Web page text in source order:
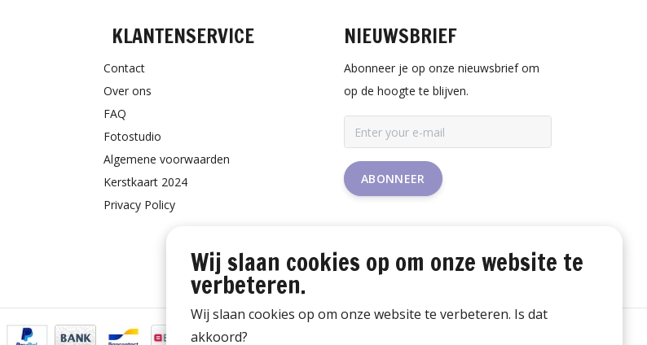
KLANTENSERVICE
Contact
Over ons
FAQ
Fotostudio
Algemene voorwaarden
Kerstkaart 2024
Privacy Policy
NIEUWSBRIEF
Abonneer je op onze nieuwsbrief om
op de hoogte te blijven.
ABONNEER
Wij slaan cookies op om onze website te
verbeteren.
Wij slaan cookies op om onze website te verbeteren. Is dat
akkoord?